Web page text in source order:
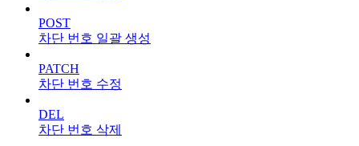
POST
차단 번호 일괄 생성
PATCH
차단 번호 수정
DEL
차단 번호 삭제